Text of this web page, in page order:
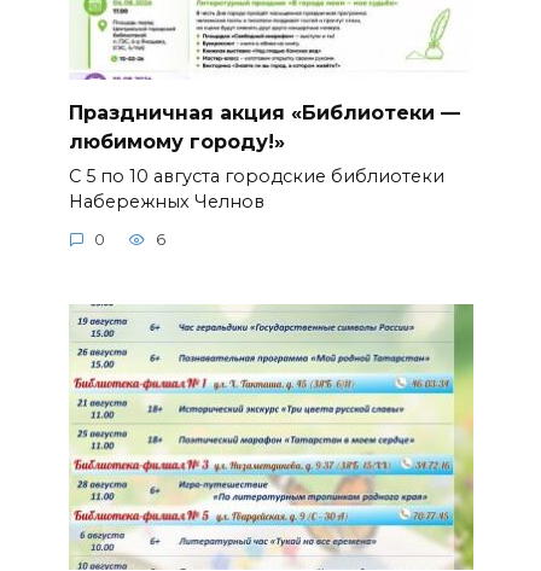
Праздничная акция «Библиотеки —
любимому городу!»
С 5 по 10 августа городские библиотеки
Набережных Челнов
0 6